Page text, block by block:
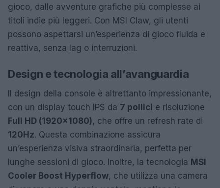
gioco, dalle avventure grafiche più complesse ai
titoli indie più leggeri. Con MSI Claw, gli utenti
possono aspettarsi un’esperienza di gioco fluida e
reattiva, senza lag o interruzioni.
Design e tecnologia all’avanguardia
Il design della console è altrettanto impressionante,
con un display touch IPS da 7 pollici e risoluzione
Full HD (1920×1080), che offre un refresh rate di
120Hz. Questa combinazione assicura
un’esperienza visiva straordinaria, perfetta per
lunghe sessioni di gioco. Inoltre, la tecnologia MSI
Cooler Boost Hyperflow, che utilizza una camera